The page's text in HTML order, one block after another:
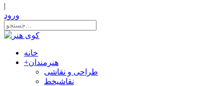
|
ورود
خانه
+هنرمندان
طراحی و نقاشی
نقاشیخط